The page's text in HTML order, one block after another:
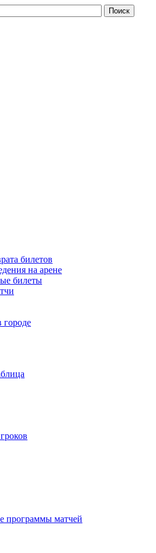
билетов
на арене
билеты
городе
программы матчей